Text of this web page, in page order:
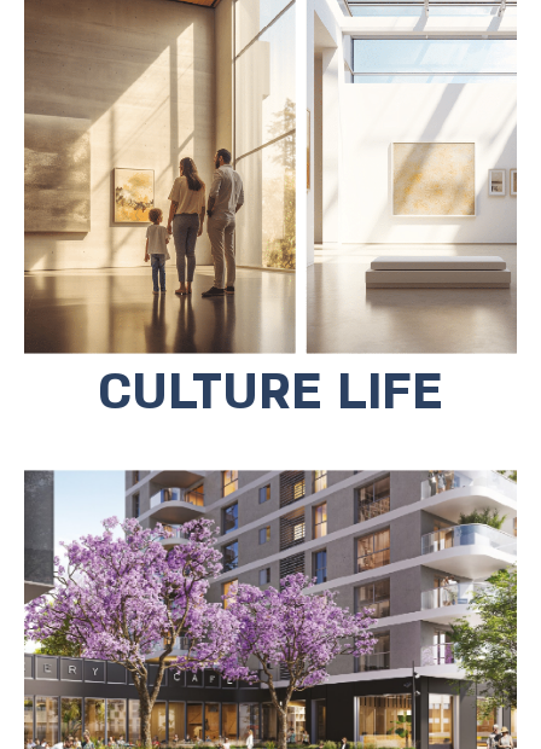
מתחם המגורים נמצא בראשיתה של טיילת
התרבות העתידית של בת ים, במרחק
הליכה מקריית התרבות דרך פארקים וריאות
ירוקות המובילות אל שלושה מוזיאונים,
המוזיאון לאמנות עכשווית, בית ריבק ובית
שלום אש.
CULTURE LIFE
אזור המסחר שמתחת לפרויקט מציע
מתחמי בילוי,
בתי קפה ורחבה גדולה למשחקים.